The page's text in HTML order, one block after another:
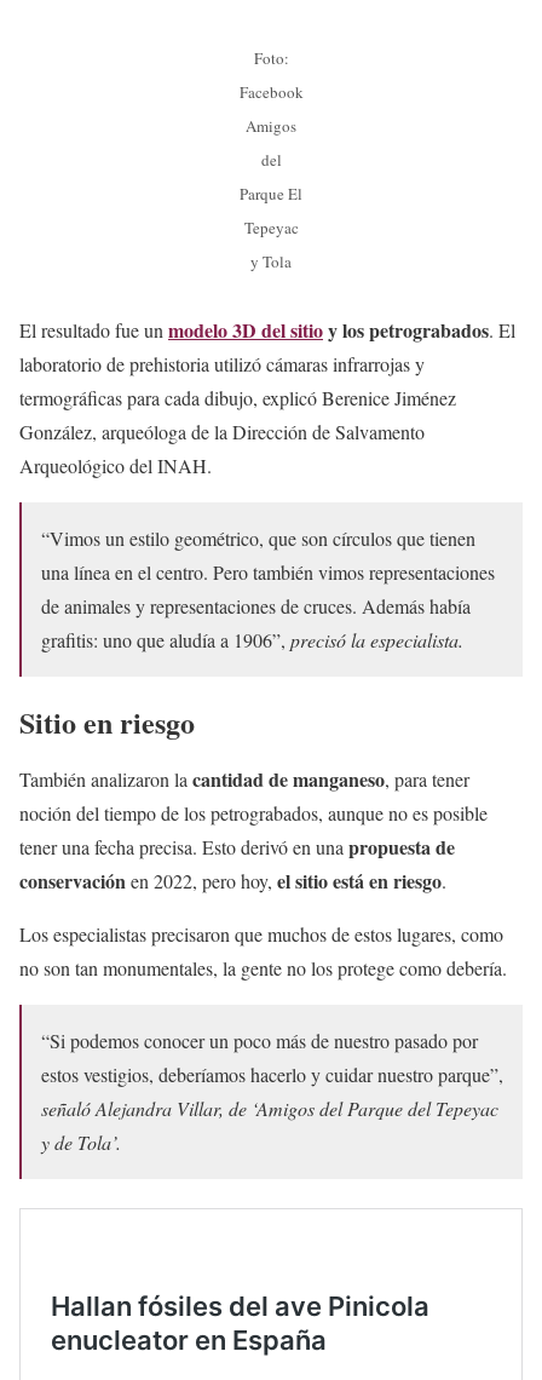
Foto:
Facebook
Amigos
del
Parque El
Tepeyac
y Tola
El resultado fue un modelo 3D del sitioy los petrograbados. El
laboratorio de prehistoria utilizó cámaras infrarrojas y
termográficas para cada dibujo, explicó Berenice Jiménez
González, arqueóloga de la Dirección de Salvamento
Arqueológico del INAH.
“Vimos un estilo geométrico, que son círculos que tienen
una línea en el centro. Pero también vimos representaciones
de animales y representaciones de cruces. Además había
grafitis: uno que aludía a 1906”, precisó la especialista.
Sitio en riesgo
También analizaron lacantidad de manganeso, para tener
noción del tiempo de los petrograbados, aunque no es posible
tener una fecha precisa. Esto derivó en unapropuesta de
conservaciónen 2022, pero hoy, el sitio está en riesgo.
Los especialistas precisaron que muchos de estos lugares, como
no son tan monumentales, la gente no los protege como debería.
“Si podemos conocer un poco más de nuestro pasado por
estos vestigios, deberíamos hacerlo y cuidar nuestro parque”,
señaló Alejandra Villar, de ‘Amigos del Parque del Tepeyac
y de Tola’.